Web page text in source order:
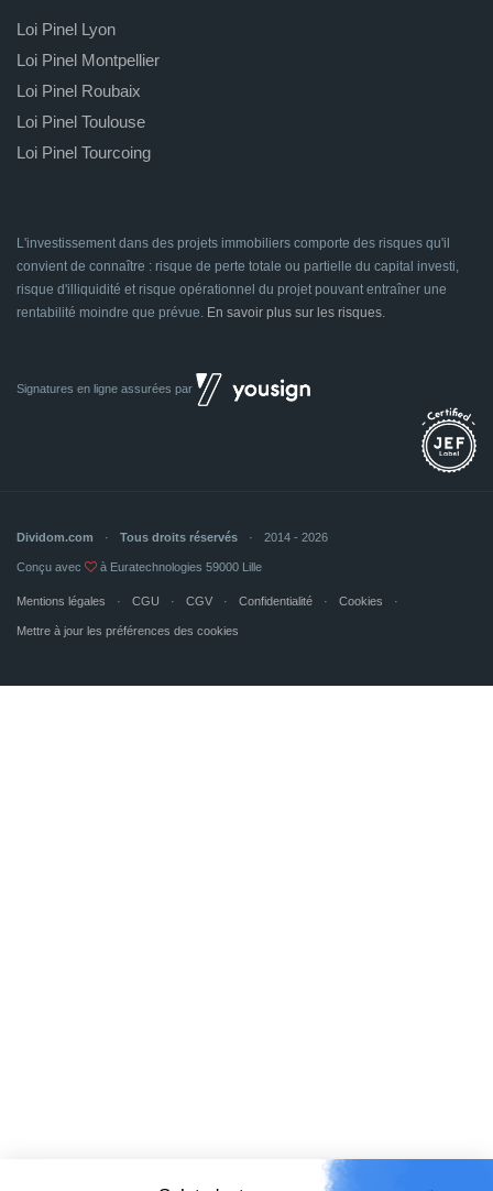
Loi Pinel Lyon
Loi Pinel Montpellier
Loi Pinel Roubaix
Loi Pinel Toulouse
Loi Pinel Tourcoing
L'investissement dans des projets immobiliers comporte des risques qu'il
convient de connaître : risque de perte totale ou partielle du capital investi,
risque d'illiquidité et risque opérationnel du projet pouvant entraîner une
rentabilité moindre que prévue. En savoir plus sur les risques
Signatures en ligne assurées par
Dividom.com Tous droits réservés 2014 - 2026
Conçu avec à Euratechnologies 59000 Lille
Mentions légales CGU CGV Confidentialité Cookies
Mettre à jour les préférences des cookies